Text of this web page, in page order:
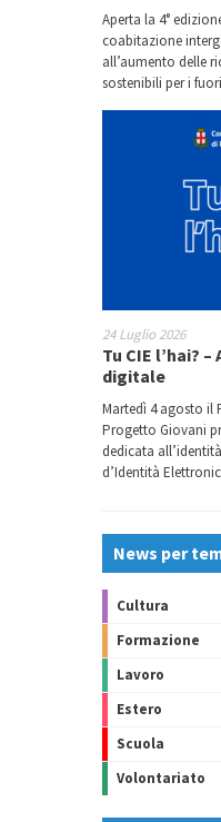
Aperta la 4°
coabitazione
all’aumento delle
sostenibili per i
24 Luglio 2026
Tu CIE l’hai?
digitale
Martedì 4 agosto il
Progetto Giovani
dedicata
d’Identità
News per
Cultura
Formazione
Lavoro
Estero
Scuola
Volontariato